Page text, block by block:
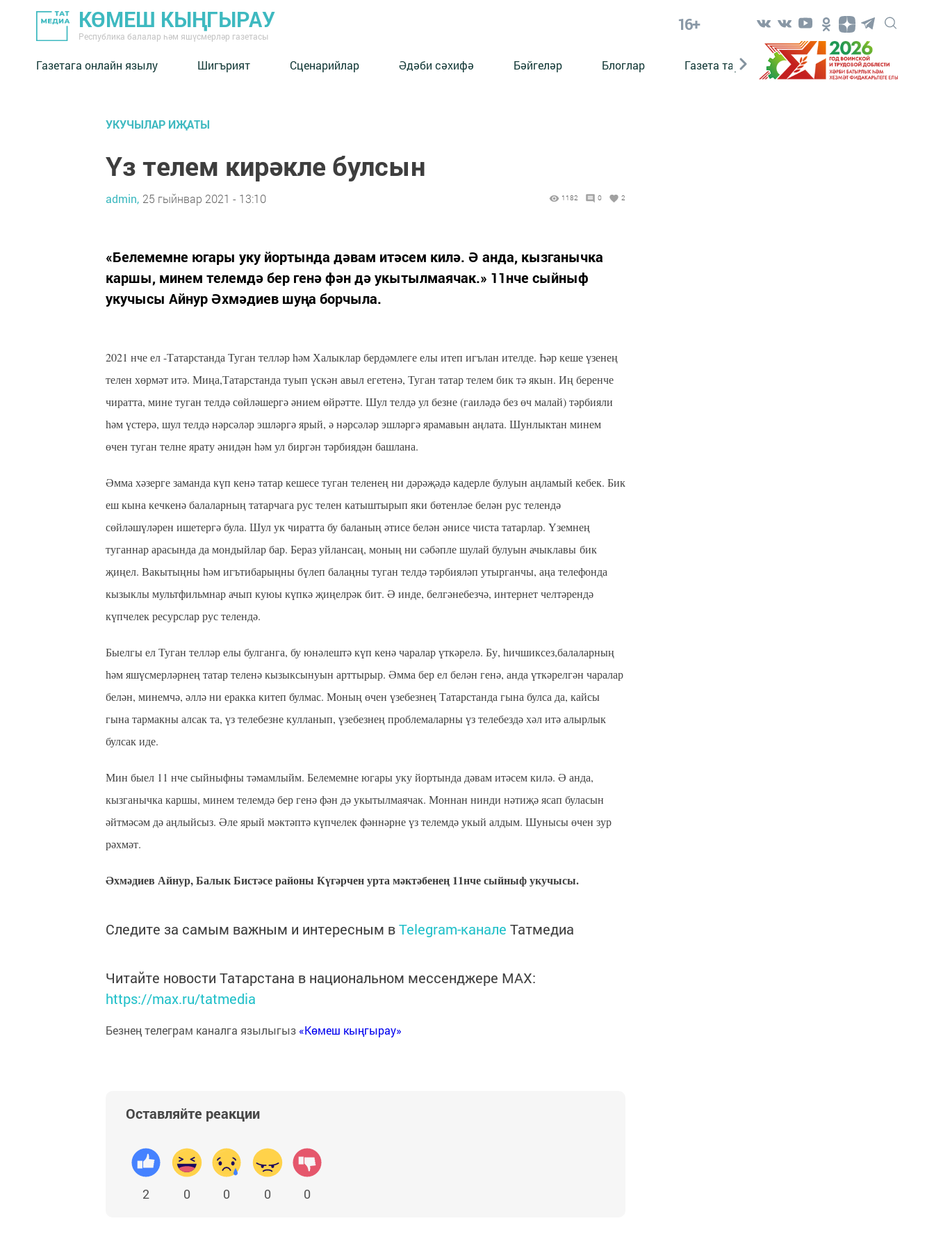
КӨМЕШ КЫҢГЫРАУ
Республика балалар һәм яшүсмерләр газетасы
16+
Газетага онлайн язылу Шигърият Сценарийлар Әдәби сәхифә Бәйгеләр Блоглар Газета тарихы Әкият Әкият
УКУЧЫЛАР ИҖАТЫ
Үз телем кирәкле булсын
admin, 25 гыйнвар 2021 - 13:10 1182 0 2
«Белемемне югары уку йортында дәвам итәсем килә. Ә анда, кызганычка
каршы, минем телемдә бер генә фән дә укытылмаячак.» 11нче сыйныф
укучысы Айнур Әхмәдиев шуңа борчыла.
2021 нче ел -Татарстанда Туган телләр һәм Халыклар бердәмлеге елы итеп игълан ителде. Һәр кеше үзенең
телен хөрмәт итә. Миңа,Татарстанда туып үскән авыл егетенә, Туган татар телем бик тә якын. Иң беренче
чиратта, мине туган телдә сөйләшергә әнием өйрәтте. Шул телдә ул безне (гаиләдә без өч малай) тәрбияли
һәм үстерә, шул телдә нәрсәләр эшләргә ярый, ә нәрсәләр эшләргә ярамавын аңлата. Шунлыктан минем
өчен туган телне ярату әнидән һәм ул биргән тәрбиядән башлана.
Әмма хәзерге заманда күп кенә татар кешесе туган теленең ни дәрәҗәдә кадерле булуын аңламый кебек. Бик
еш кына кечкенә балаларның татарчага рус телен катыштырып яки бөтенләе белән рус телендә
сөйләшүләрен ишетергә була. Шул ук чиратта бу баланың әтисе белән әнисе чиста татарлар. Үземнең
туганнар арасында да мондыйлар бар. Бераз уйлансаң, моның ни сәбәпле шулай булуын ачыклавы бик
җиңел. Вакытыңны һәм игътибарыңны бүлеп балаңны туган телдә тәрбияләп утырганчы, аңа телефонда
кызыклы мультфильмнар ачып куюы күпкә җиңелрәк бит. Ә инде, белгәнебезчә, интернет челтәрендә
күпчелек ресурслар рус телендә.
Быелгы ел Туган телләр елы булганга, бу юнәлештә күп кенә чаралар үткәрелә. Бу, һичшиксез,балаларның
һәм яшүсмерләрнең татар теленә кызыксынуын арттырыр. Әмма бер ел белән генә, анда үткәрелгән чаралар
белән, минемчә, әллә ни еракка китеп булмас. Моның өчен үзебезнең Татарстанда гына булса да, кайсы
гына тармакны алсак та, үз телебезне кулланып, үзебезнең проблемаларны үз телебездә хәл итә алырлык
булсак иде.
Мин быел 11 нче сыйныфны тәмамлыйм. Белемемне югары уку йортында дәвам итәсем килә. Ә анда,
кызганычка каршы, минем телемдә бер генә фән дә укытылмаячак. Моннан нинди нәтиҗә ясап буласын
әйтмәсәм дә аңлыйсыз. Әле ярый мәктәптә күпчелек фәннәрне үз телемдә укый алдым. Шунысы өчен зур
рәхмәт.
Әхмәдиев Айнур, Балык Бистәсе районы Күгәрчен урта мәктәбенең 11нче сыйныф укучысы.
Следите за самым важным и интересным вTelegram-канале Татмедиа
Читайте новости Татарстана в национальном мессенджере MАХ:
https://max.ru/tatmedia
Безнең телеграм каналга язылыгыз «Көмеш кыңгырау»
Оставляйте реакции
2 0 0 0 0